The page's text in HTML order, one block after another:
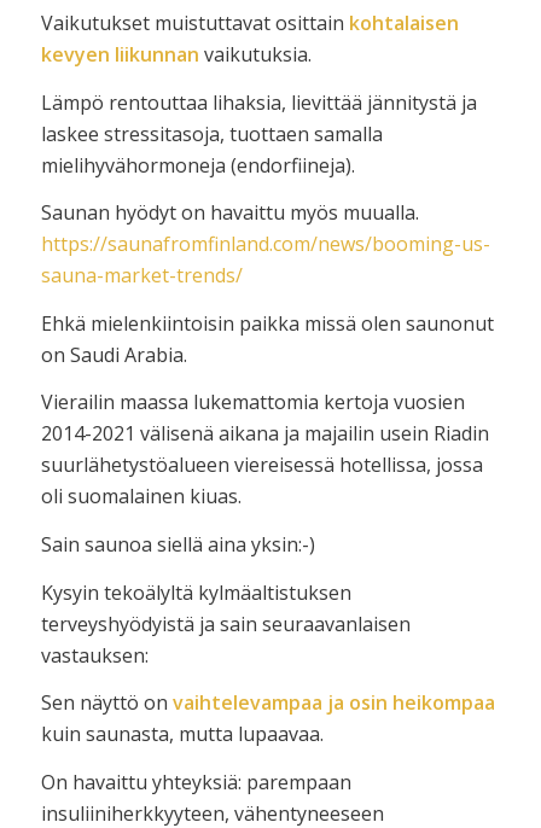
Vaikutukset muistuttavat osittain kohtalaisen
kevyen liikunnan vaikutuksia.
Lämpö rentouttaa lihaksia, lievittää jännitystä ja
laskee stressitasoja, tuottaen samalla
mielihyvähormoneja (endorfiineja).
Saunan hyödyt on havaittu myös muualla.
https://saunafromfinland.com/news/booming-us-
sauna-market-trends/
Ehkä mielenkiintoisin paikka missä olen saunonut
on Saudi Arabia.
Vierailin maassa lukemattomia kertoja vuosien
2014-2021 välisenä aikana ja majailin usein Riadin
suurlähetystöalueen viereisessä hotellissa, jossa
oli suomalainen kiuas.
Sain saunoa siellä aina yksin:-)
Kysyin tekoälyltä kylmäaltistuksen
terveyshyödyistä ja sain seuraavanlaisen
vastauksen:
Sen näyttö on vaihtelevampaa ja osin heikompaa
kuin saunasta, mutta lupaavaa.
On havaittu yhteyksiä: parempaan
insuliiniherkkyyteen, vähentyneeseen